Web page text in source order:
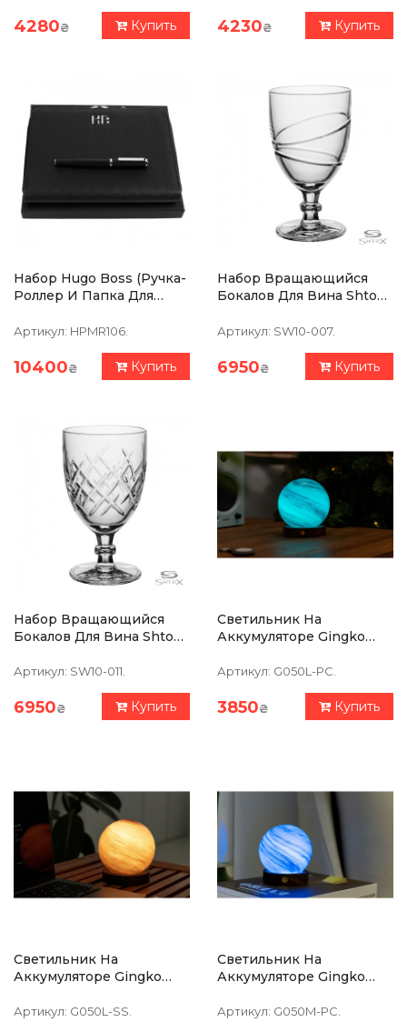
4280₴ Купить 4230₴ Купить
Набор Hugo Boss (ручка-
Роллер И Папка Для
HSI1065B+HTM106A
Артикул: HPMR106.
10400₴ Купить
Набор Вращающийся
Бокалов Для Вина Shtox
Артикул: SW10-007.
6950₴ Купить
Набор Вращающийся
Бокалов Для Вина Shtox
Артикул: SW10-011.
6950₴ Купить
Светильник На
Аккумуляторе Gingko
Полярное Облако, 8
Артикул: G050L-PC.
3850₴ Купить
Светильник На
Аккумуляторе Gingko
Песочная Буря, 8
Артикул: G050L-SS.
Светильник На
Аккумуляторе Gingko
Полярное Облако, 8
Артикул: G050M-PC.